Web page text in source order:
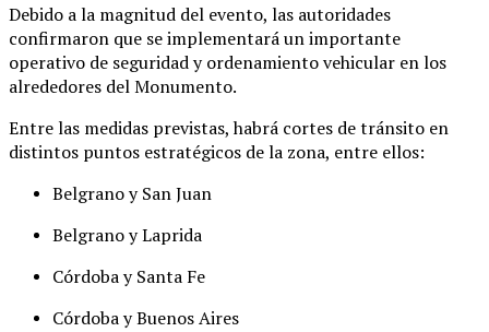
Debido ala magnitud del evento, las autoridades
confirmaron que seimplementaráunimportante
operativo de seguridadyordenamientovehicular enlos
alrededores delMonumento.
Entrelas medidas previstas,habrá cortes detránsito en
distintos puntos estratégicos dela zona, entre ellos:
BelgranoySanJuan
BelgranoyLaprida
CórdobaySanta Fe
CórdobayBuenosAires